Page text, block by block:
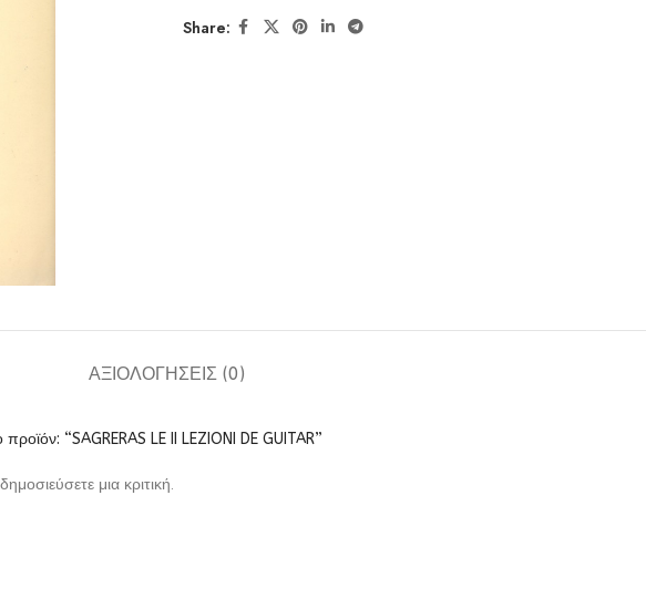
Share:
ΑΞΙΟΛΟΓΉΣΕΙΣ (0)
“SAGRERAS LE II LEZIONI DE GUITAR”
μια κριτική.